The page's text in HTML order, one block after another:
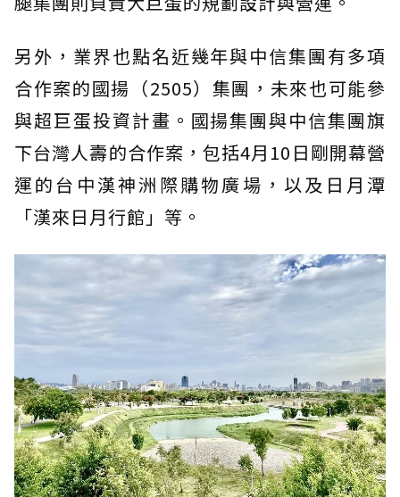
另外，業界也點名近幾年與中信集團有多項
合作案的國揚（2505）集團，未來也可能參
與超巨蛋投資計畫。國揚集團與中信集團旗
下台灣人壽的合作案，包括4月10日剛開幕營
運的台中漢神洲際購物廣場，以及日月潭
「漢來日月行館」等。